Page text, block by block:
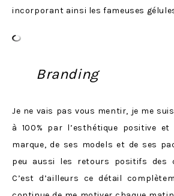
incorporant ainsi les fameuses
Branding
Je ne vais pas vous mentir, je me
à 100% par l’esthétique positive
marque, de ses models et de ses
peu aussi les retours positifs des
C’est d’ailleurs ce détail